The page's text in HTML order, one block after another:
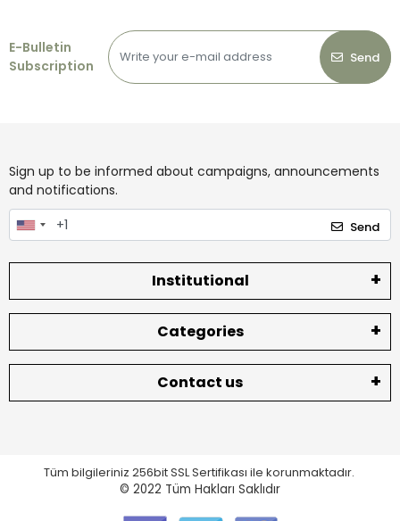
E-Bulletin
Subscription
Send
Sign up to be informed about campaigns, announcements
and notifications.
Send
Institutional
Categories
Contact us
Tüm bilgileriniz 256bit SSL Sertifikası ile korunmaktadır.
© 2022 Tüm Hakları Saklıdır